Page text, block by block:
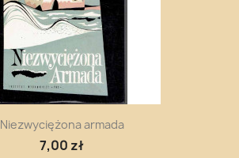
Niezwyciężona armada
7,00 zł